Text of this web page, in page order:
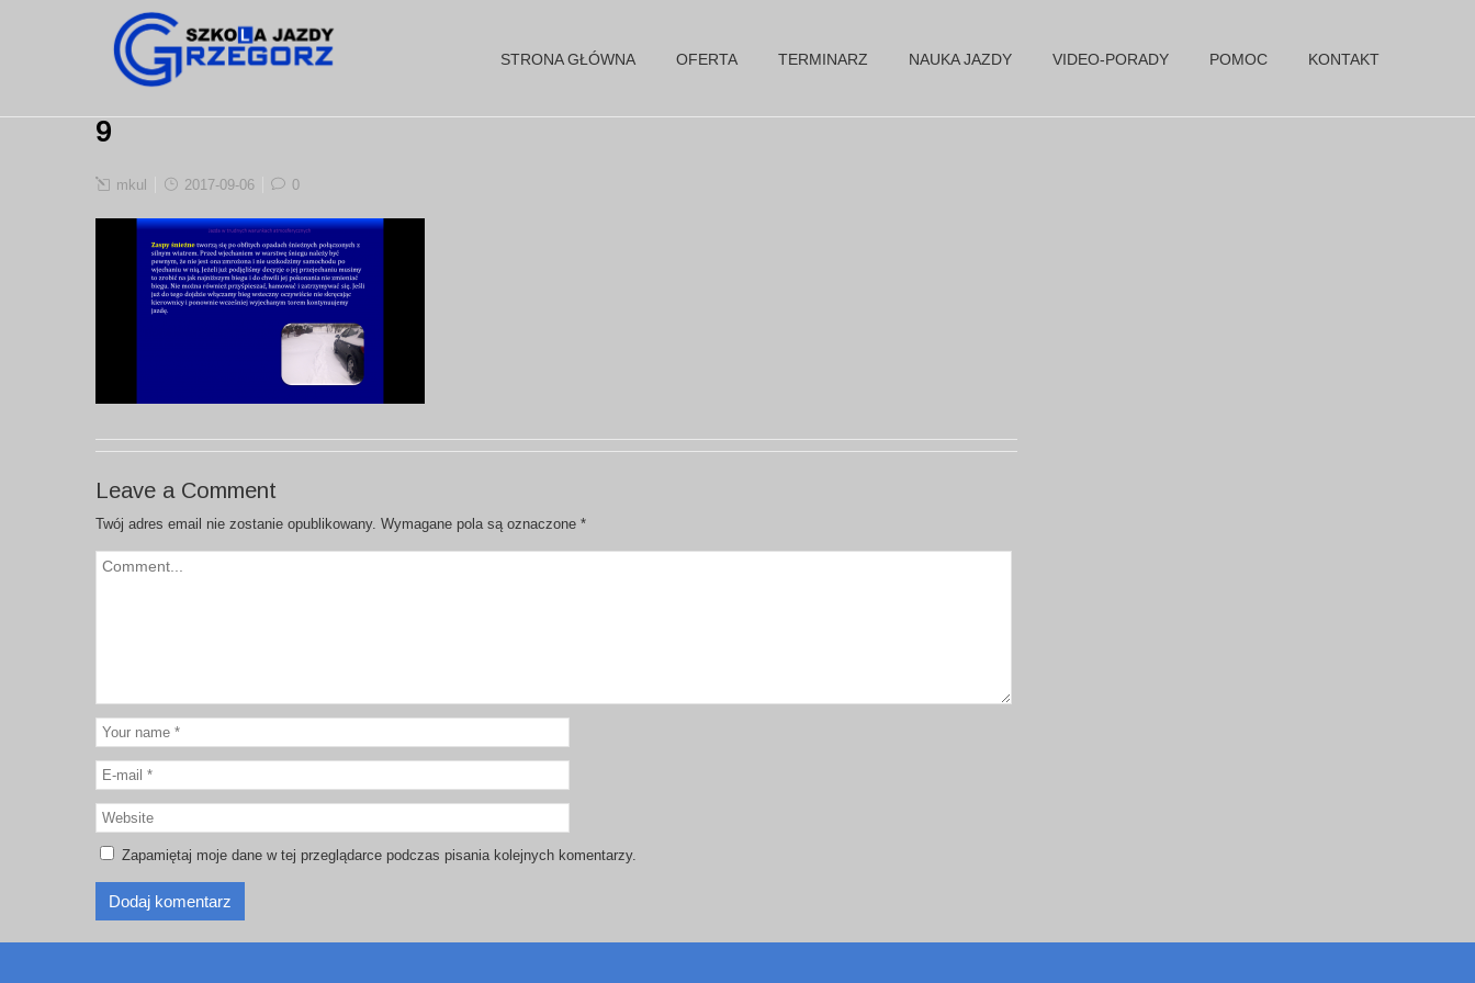
STRONA GŁÓWNA OFERTA TERMINARZ NAUKA JAZDY VIDEO-PORADY POMOC KONTAKT
9
mkul 2017-09-06 0
Leave a Comment
Twój adres email nie zostanie opublikowany. Wymagane pola są oznaczone *
Zapamiętaj moje dane w tej przeglądarce podczas pisania kolejnych komentarzy.